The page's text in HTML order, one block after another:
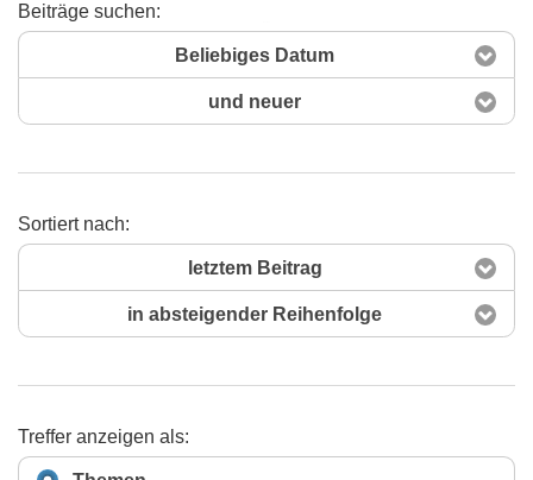
Beiträge suchen:
Beliebiges Datum
und neuer
Sortiert nach:
letztem Beitrag
in absteigender Reihenfolge
Treffer anzeigen als: